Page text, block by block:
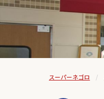
スーパーネゴロ